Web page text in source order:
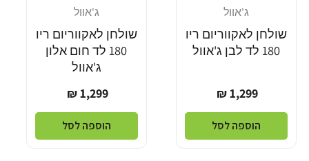
ג'אוול
שולחן לאקווריום ריו
180 לד לבן ג'אוול
מחיר
רגיל
1,299 ₪
הוספה לסל
ג'אוול
שולחן לאקווריום ריו
180 לד חום אלון
ג'אוול
מחיר
רגיל
1,299 ₪
הוספה לסל